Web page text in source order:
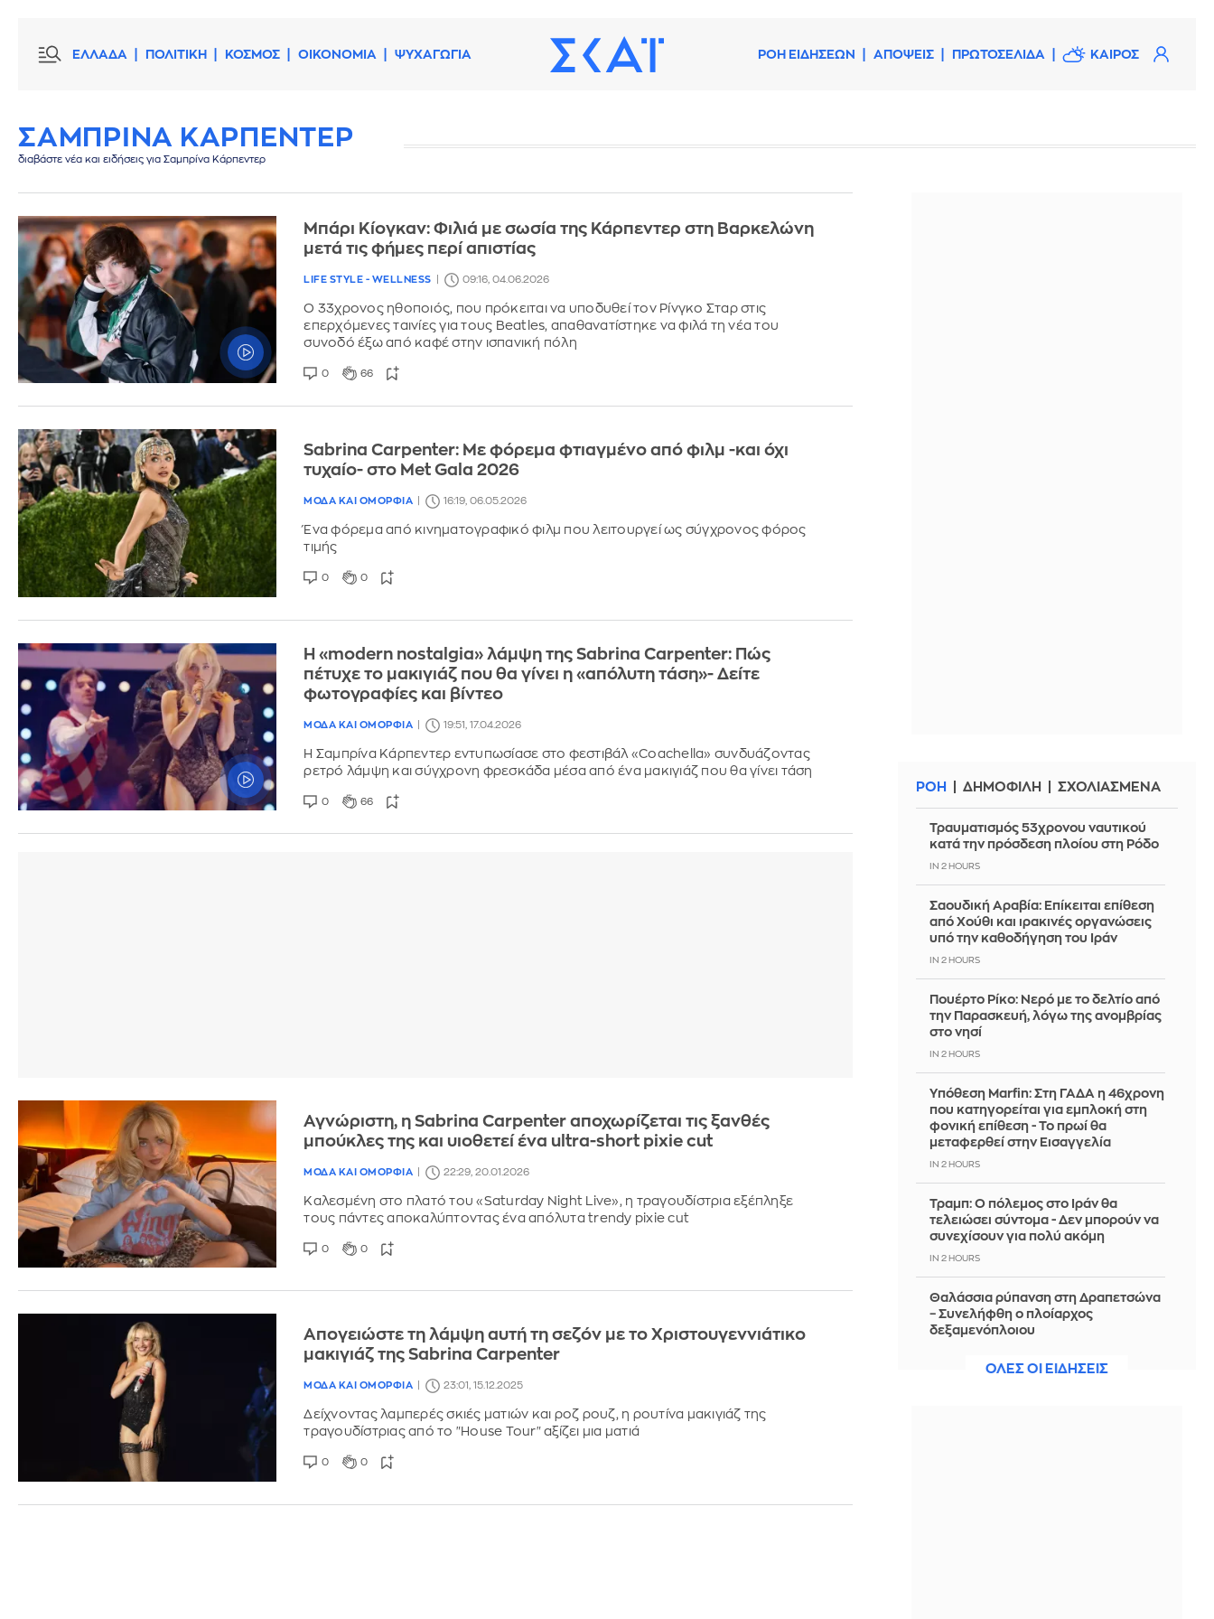
ΕΛΛΑΔΑ ΠΟΛΙΤΙΚΗ ΚΟΣΜΟΣ ΟΙΚΟΝΟΜΙΑ ΨΥΧΑΓΩΓΙΑ ΡΟΗ ΕΙΔΗΣΕΩΝ ΑΠΟΨΕΙΣ ΠΡΩΤΟΣΕΛΙΔΑ ΚΑΙΡΟΣ
ΣΑΜΠΡΙΝΑ ΚΑΡΠΕΝΤΕΡ
διαβάστε νέα και ειδήσεις για Σαμπρίνα Κάρπεντερ
Μπάρι Κίογκαν: Φιλιά με σωσία της Κάρπεντερ στη Βαρκελώνη
μετά τις φήμες περί απιστίας
LIFE STYLE - WELLNESS 09:16, 04.06.2026
Ο 33χρονος ηθοποιός, που πρόκειται να υποδυθεί τον Ρίνγκο Σταρ στις
επερχόμενες ταινίες για τους Beatles, απαθανατίστηκε να φιλά τη νέα του
συνοδό έξω από καφέ στην ισπανική πόλη
0 66
Sabrina Carpenter: Με φόρεμα φτιαγμένο από φιλμ -και όχι
τυχαίο- στο Met Gala 2026
ΜΟΔΑ ΚΑΙ ΟΜΟΡΦΙΑ 16:19, 06.05.2026
Ένα φόρεμα από κινηματογραφικό φιλμ που λειτουργεί ως σύγχρονος φόρος
τιμής
0 0
Η «modern nostalgia» λάμψη της Sabrina Carpenter: Πώς
πέτυχε το μακιγιάζ που θα γίνει η «απόλυτη τάση»- Δείτε
φωτογραφίες και βίντεο
ΜΟΔΑ ΚΑΙ ΟΜΟΡΦΙΑ 19:51, 17.04.2026
Η Σαμπρίνα Κάρπεντερ εντυπωσίασε στο φεστιβάλ «Coachella» συνδυάζοντας
ρετρό λάμψη και σύγχρονη φρεσκάδα μέσα από ένα μακιγιάζ που θα γίνει τάση
0 66
Αγνώριστη, η Sabrina Carpenter αποχωρίζεται τις ξανθές
μπούκλες της και υιοθετεί ένα ultra-short pixie cut
ΜΟΔΑ ΚΑΙ ΟΜΟΡΦΙΑ 22:29, 20.01.2026
Καλεσμένη στο πλατό του «Saturday Night Live», η τραγουδίστρια εξέπληξε
τους πάντες αποκαλύπτοντας ένα απόλυτα trendy pixie cut
0 0
Απογειώστε τη λάμψη αυτή τη σεζόν με το Χριστουγεννιάτικο
μακιγιάζ της Sabrina Carpenter
ΜΟΔΑ ΚΑΙ ΟΜΟΡΦΙΑ 23:01, 15.12.2025
Δείχνοντας λαμπερές σκιές ματιών και ροζ ρουζ, η ρουτίνα μακιγιάζ της
τραγουδίστριας από το "House Tour" αξίζει μια ματιά
0 0
ΡΟΗ ΔΗΜΟΦΙΛΗ ΣΧΟΛΙΑΣΜΕΝΑ
Τραυματισμός 53χρονου ναυτικού
κατά την πρόσδεση πλοίου στη Ρόδο
IN 2 HOURS
Σαουδική Αραβία: Επίκειται επίθεση
από Χούθι και ιρακινές οργανώσεις
υπό την καθοδήγηση του Ιράν
IN 2 HOURS
Πουέρτο Ρίκο: Νερό με το δελτίο από
την Παρασκευή, λόγω της ανομβρίας
στο νησί
IN 2 HOURS
Υπόθεση Marfin: Στη ΓΑΔΑ η 46χρονη
που κατηγορείται για εμπλοκή στη
φονική επίθεση - Το πρωί θα
μεταφερθεί στην Εισαγγελία
IN 2 HOURS
Τραμπ: Ο πόλεμος στο Ιράν θα
τελειώσει σύντομα - Δεν μπορούν να
συνεχίσουν για πολύ ακόμη
IN 2 HOURS
Θαλάσσια ρύπανση στη Δραπετσώνα
– Συνελήφθη ο πλοίαρχος
δεξαμενόπλοιου
ΟΛΕΣ ΟΙ ΕΙΔΗΣΕΙΣ